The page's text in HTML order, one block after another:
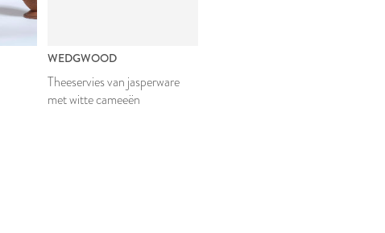
WEDGWOOD
Theeservies van jasperware
met witte cameeën